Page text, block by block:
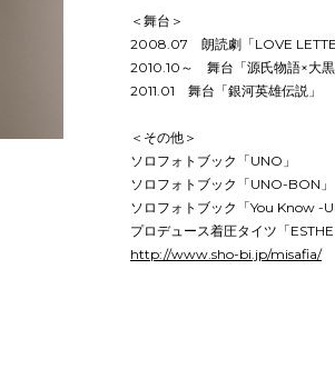
＜舞台＞
2008.07 朗読劇「LOVE
2010.10～ 舞台「源氏物語×大黒
2011.01 舞台「銀河英雄伝説」
＜その他＞
ソロフォトブック「UNO」
ソロフォトブック「UNO-BON」
ソロフォトブック「You Know -
プロデュース着圧タイツ「
http://www.sho-bi.jp/misafia/